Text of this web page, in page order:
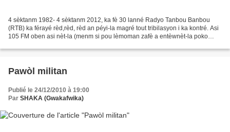
4 sèktanm 1982- 4 sèktanm 2012, ka fè 30 lanné Radyo Tanbou Banbou
(RTB) ka férayé rèd,rèd, rèd an péyi-la magré tout tribilasyon i ka kontré. Asi
105 FM oben asi nèt-la (menm si pou lèmoman zafè a entèwnèt-la poko
Pawòl militan
Publié le 24/12/2010 à 19:00
Par SHAKA (Gwakafwika)